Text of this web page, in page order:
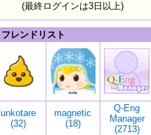
(最終ログインは3日以上)
フレンドリスト
unkotare
(32)
magnetic
(18)
Q-Eng
Manager
(2713)